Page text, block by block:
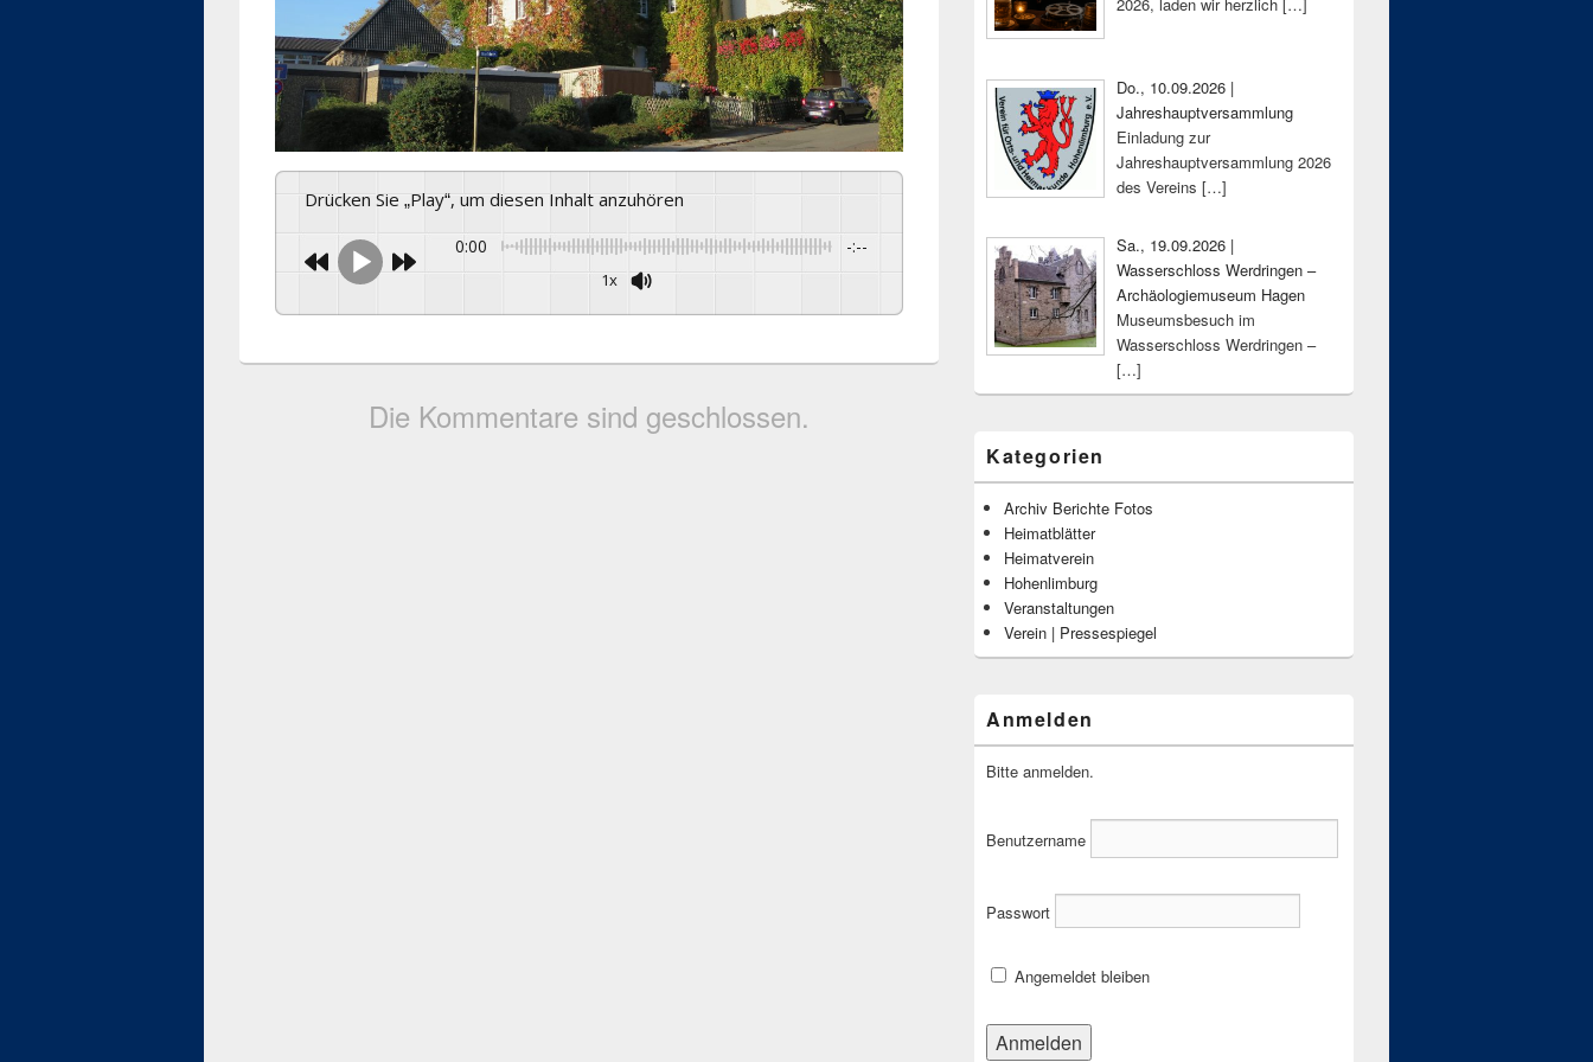
Drücken Sie „Play“, um diesen Inhalt anzuhören
0:00 -:--
1x
Die Kommentare sind geschlossen.
Do., 10.09.2026 |
Jahreshauptversammlung
Einladung zur
Jahreshauptversammlung 2026
des Vereins […]
Sa., 19.09.2026 |
Wasserschloss Werdringen –
Archäologiemuseum Hagen
Museumsbesuch im
Wasserschloss Werdringen –
[…]
Kategorien
Archiv Berichte Fotos
Heimatblätter
Heimatverein
Hohenlimburg
Veranstaltungen
Verein | Pressespiegel
Anmelden
Bitte anmelden.
Benutzername
Passwort
Angemeldet bleiben